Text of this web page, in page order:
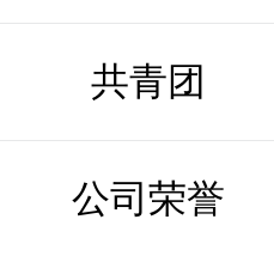
共青团
公司荣誉